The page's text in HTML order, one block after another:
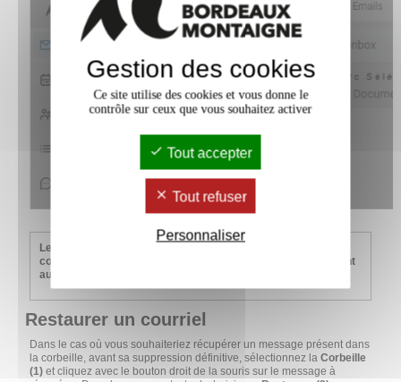
Le dossier Corbeille stocke par défaut pendant 30 jours les
courriels marqués pour suppression, puis ces messages sont
automatiquement supprimés.
Restaurer un courriel
Dans le cas où vous souhaiteriez récupérer un message présent dans
la corbeille, avant sa suppression définitive, sélectionnez laCorbeille
(1) et cliquez avec le bouton droit de la souris sur le message à
Gestion des cookies
Ce site utilise des cookies et vous donne le
contrôle sur ceux que vous souhaitez activer
Tout accepter
Tout refuser
Personnaliser